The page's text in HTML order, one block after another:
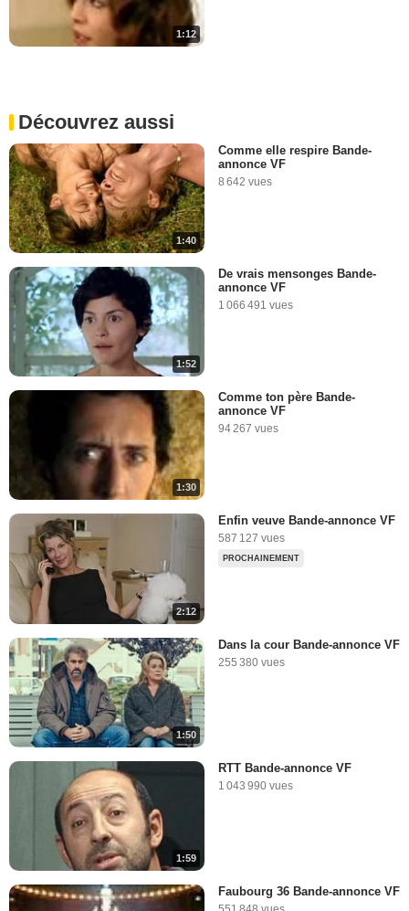
1:12
Découvrez aussi
1:40
Comme elle respire Bande-
annonce VF
8 642 vues
1:52
De vrais mensonges Bande-
annonce VF
1 066 491 vues
1:30
Comme ton père Bande-
annonce VF
94 267 vues
2:12
Enfin veuve Bande-annonce VF
587 127 vues
PROCHAINEMENT
1:50
Dans la cour Bande-annonce VF
255 380 vues
1:59
RTT Bande-annonce VF
1 043 990 vues
Faubourg 36 Bande-annonce VF